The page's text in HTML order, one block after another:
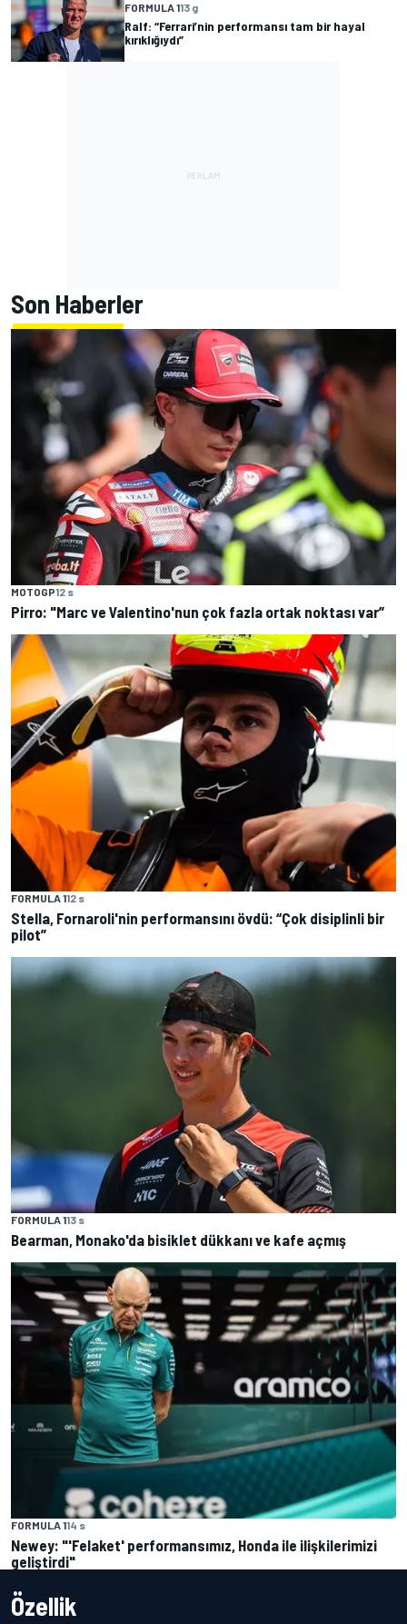
FORMULA 113 g
Ralf: “Ferrari’nin performansı tam bir hayal
kırıklığıydı”
Son Haberler
MOTOGP12 s
Pirro: "Marc ve Valentino'nun çok fazla ortak noktası var”
FORMULA 112 s
Stella, Fornaroli'nin performansını övdü: “Çok disiplinli bir
pilot”
FORMULA 113 s
Bearman, Monako'da bisiklet dükkanı ve kafe açmış
FORMULA 114 s
Newey: "'Felaket' performansımız, Honda ile ilişkilerimizi
geliştirdi"
Özellik